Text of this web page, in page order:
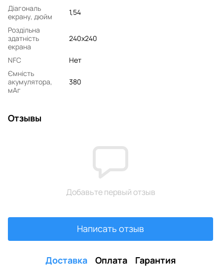
Діагональ
екрану, дюйм
1,54
Роздільна
здатність
екрана
240x240
NFC
Нет
Ємність
акумулятора,
мАг
380
Отзывы
Добавьте первый отзыв
Написать отзыв
Доставка Оплата Гарантия